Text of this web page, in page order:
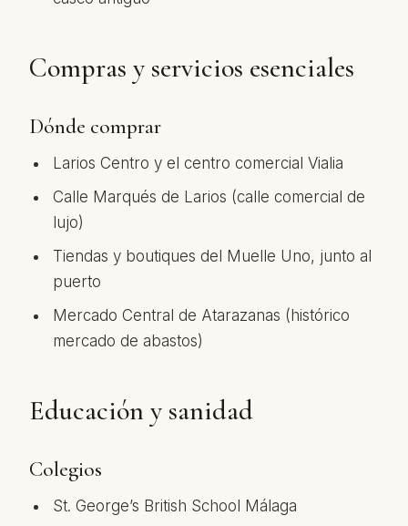
Compras y servicios esenciales
Dónde comprar
Larios Centro y el centro comercial Vialia
Calle Marqués de Larios (calle comercial de
lujo)
Tiendas y boutiques del Muelle Uno, junto al
puerto
Mercado Central de Atarazanas (histórico
mercado de abastos)
Educación y sanidad
Colegios
St. George’s British School Málaga